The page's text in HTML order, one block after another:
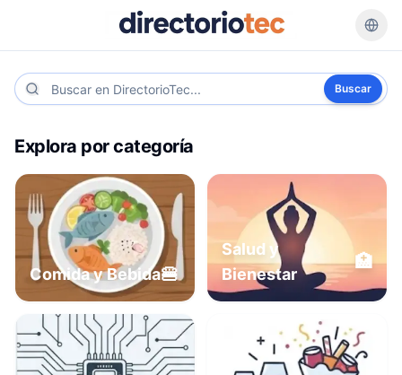
Buscar
Explora por categoría
Comida y Bebida🍔
Salud y
Bienestar
🏥